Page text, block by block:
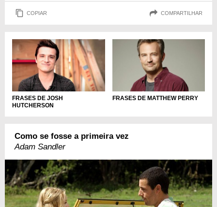
COPIAR COMPARTILHAR
FRASES DE JOSH
HUTCHERSON
FRASES DE MATTHEW PERRY
Como se fosse a primeira vez
Adam Sandler